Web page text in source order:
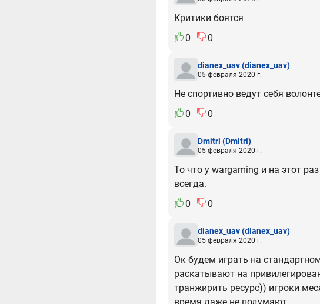
Критики боятся
0
0
dianex_uav(dianex_uav)
05 февраля 2020 г.
Не спортивно ведут себя
0
0
Dmitri (Dmitri)
05 февраля 2020 г.
То что у wargaming и на этот
всегда.
0
0
dianex_uav(dianex_uav)
05 февраля 2020 г.
Ок будем играть на
раскатывают на
транжирить ресурс)) игроки
время даже не подумают